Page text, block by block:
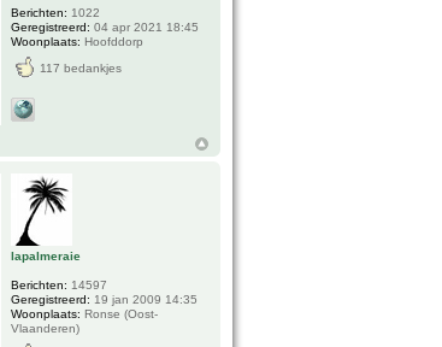
Berichten: 1022
Geregistreerd: 04 apr 2021 18:45
Woonplaats: Hoofddorp
117 bedankjes
lapalmeraie
Berichten: 14597
Geregistreerd: 19 jan 2009 14:35
Woonplaats: Ronse (Oost-
Vlaanderen)